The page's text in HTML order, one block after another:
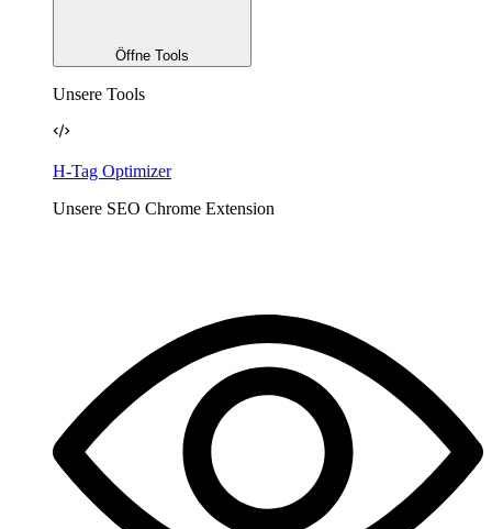
Öffne Tools
Unsere Tools
H-Tag Optimizer
Unsere SEO Chrome Extension